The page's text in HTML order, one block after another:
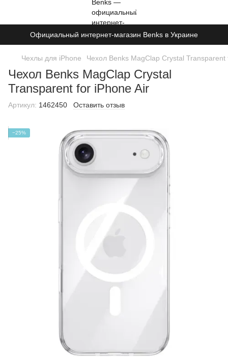
Официальный интернет-магазин Benks в Украине
Чехлы для iPhone Чехол Benks MagClap Crystal Transparent
Чехол Benks MagClap Crystal
Transparent for iPhone Air
Артикул: 1462450 Оставить отзыв
−25%